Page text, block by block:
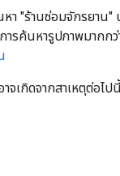
า "ร้านซ่อมจักรยาน"
รค้นหารูปภาพมากก
เกิดจากสาเหตุต่อไปนี้